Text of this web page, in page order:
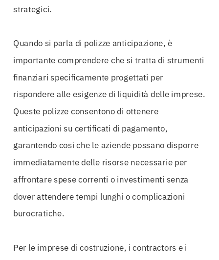
strategici.
Quando si parla di polizze anticipazione, è
importante comprendere che si tratta di strumenti
finanziari specificamente progettati per
rispondere alle esigenze di liquidità delle imprese.
Queste polizze consentono di ottenere
anticipazioni su certificati di pagamento,
garantendo così che le aziende possano disporre
immediatamente delle risorse necessarie per
affrontare spese correnti o investimenti senza
dover attendere tempi lunghi o complicazioni
burocratiche.
Per le imprese di costruzione, i contractors e i